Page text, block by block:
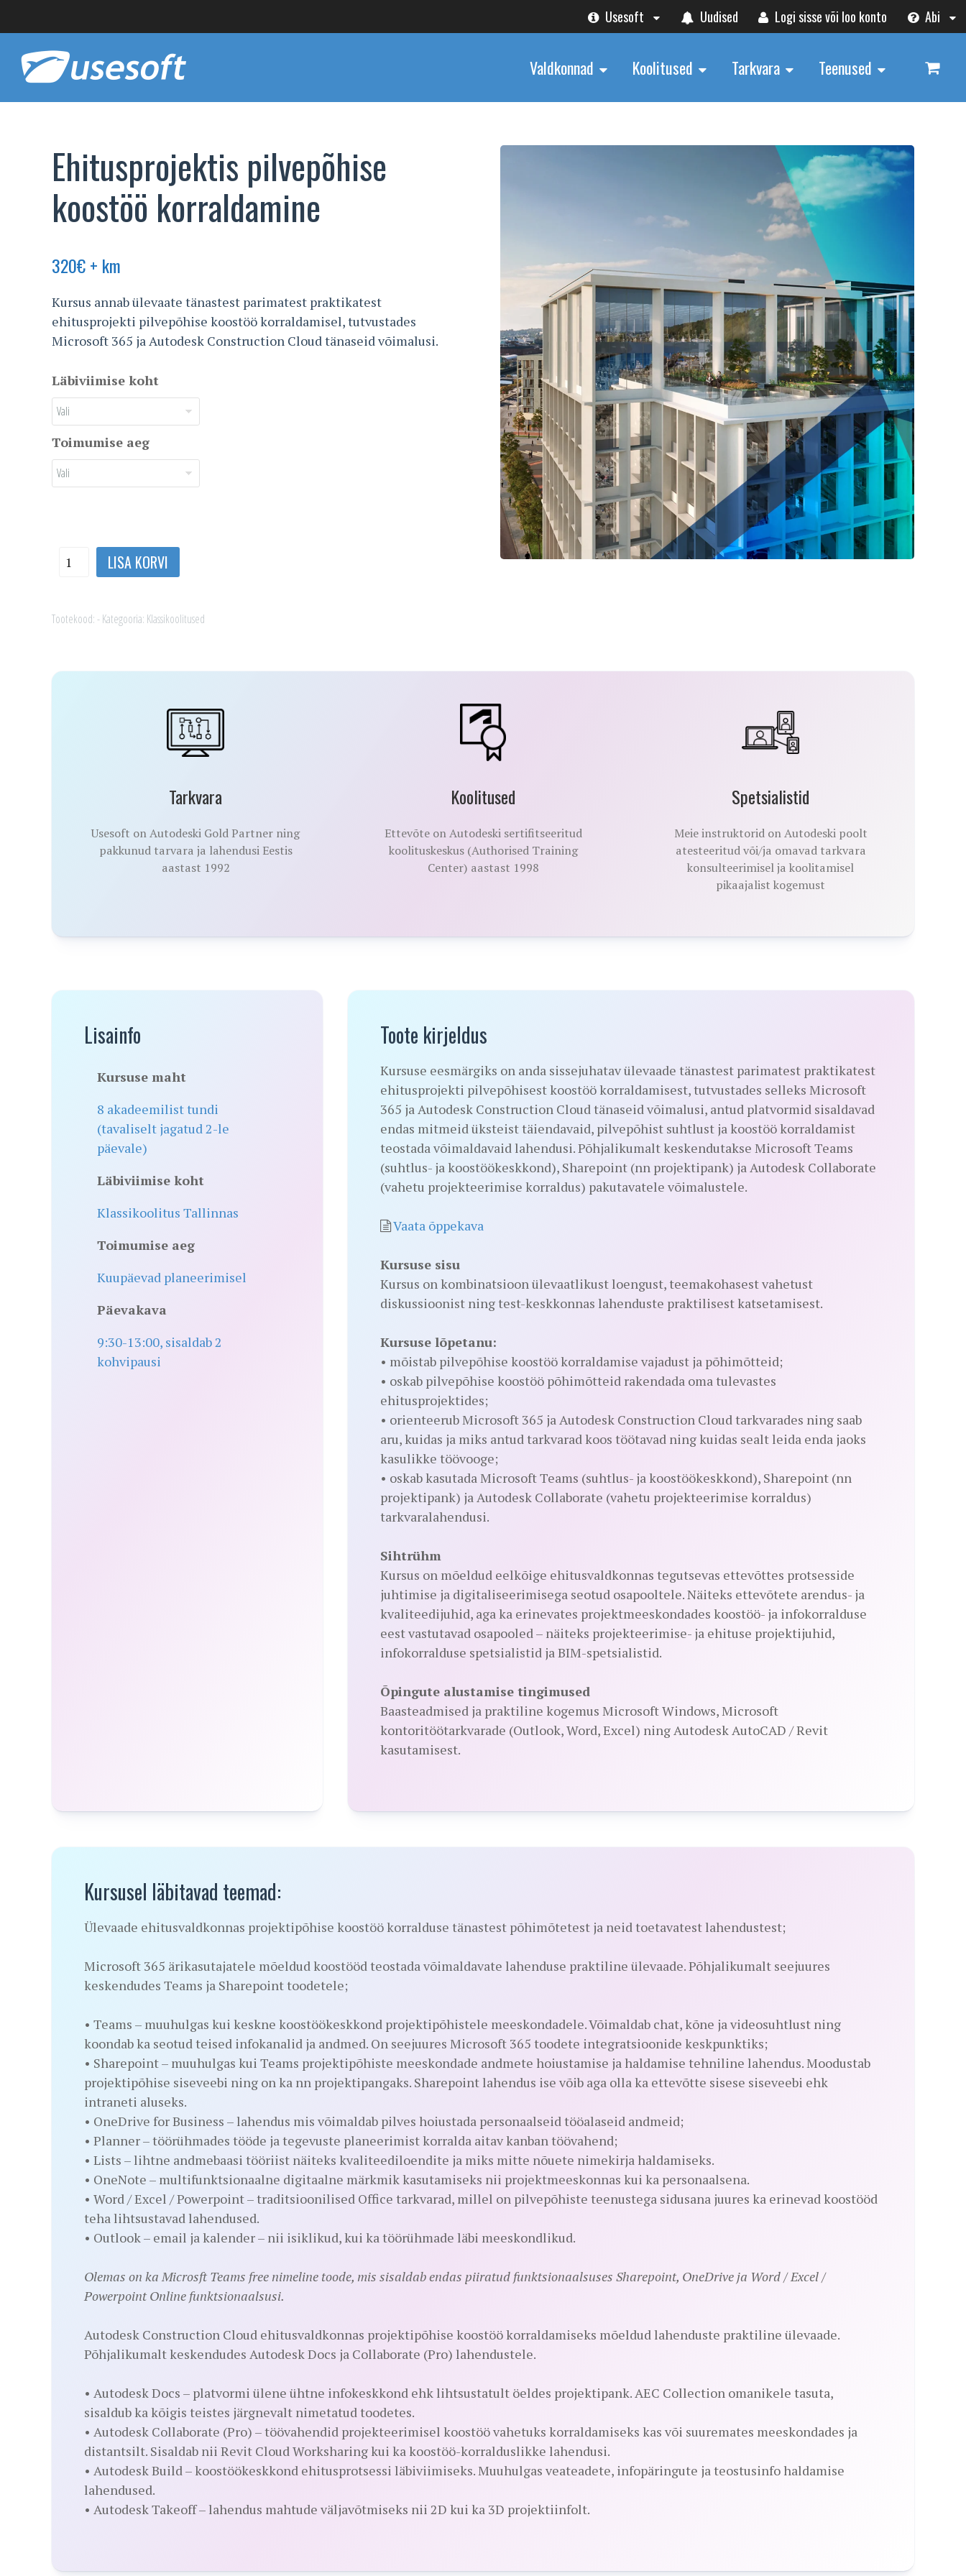
Usesoft Uudised Logi sisse või loo konto Abi
Valdkonnad Koolitused Tarkvara Teenused
Ehitusprojektis pilvepõhise
koostöö korraldamine
320€+ km
Kursus annab ülevaate tänastest parimatest praktikatest
ehitusprojekti pilvepõhise koostöö korraldamisel, tutvustades
Microsoft 365 ja Autodesk Construction Cloud tänaseid võimalusi.
Läbiviimise koht
Toimumise aeg
Ehitusprojektis
pilvepõhise
korraldamine
LISA KORVI
Tootekood:-Kategooria: Klassikoolitused
Tarkvara
Usesoft on Autodeski Gold Partner ning
pakkunud tarvara ja lahendusi Eestis
aastast 1992
Koolitused
Ettevõte on Autodeski sertifitseeritud
koolituskeskus (Authorised Training
Center) aastast 1998
Spetsialistid
Meie instruktorid on Autodeski poolt
atesteeritud või/ja omavad tarkvara
konsulteerimisel ja koolitamisel
pikaajalist kogemust
Lisainfo
Kursuse maht
8 akadeemilist tundi
(tavaliselt jagatud 2-le
päevale)
Läbiviimise koht
Klassikoolitus Tallinnas
Toimumise aeg
Kuupäevad planeerimisel
Päevakava
9:30-13:00, sisaldab 2
kohvipausi
Toote kirjeldus
Kursuse eesmärgiks on anda sissejuhatav ülevaade tänastest parimatest praktikatest
ehitusprojekti pilvepõhisest koostöö korraldamisest, tutvustades selleks Microsoft
365 ja Autodesk Construction Cloud tänaseid võimalusi, antud platvormid sisaldavad
endas mitmeid üksteist täiendavaid, pilvepõhist suhtlust ja koostöö korraldamist
teostada võimaldavaid lahendusi. Põhjalikumalt keskendutakse Microsoft Teams
(suhtlus- ja koostöökeskkond), Sharepoint (nn projektipank) ja Autodesk Collaborate
(vahetu projekteerimise korraldus) pakutavatele võimalustele.
Vaata õppekava
Kursuse sisu
Kursus on kombinatsioon ülevaatlikust loengust, teemakohasest vahetust
diskussioonist ning test-keskkonnas lahenduste praktilisest katsetamisest.
Kursuse lõpetanu:
• mõistab pilvepõhise koostöö korraldamise vajadust ja põhimõtteid;
• oskab pilvepõhise koostöö põhimõtteid rakendada oma tulevastes
ehitusprojektides;
• orienteerub Microsoft 365 ja Autodesk Construction Cloud tarkvarades ning saab
aru, kuidas ja miks antud tarkvarad koos töötavad ning kuidas sealt leida enda jaoks
kasulikke töövooge;
• oskab kasutada Microsoft Teams (suhtlus- ja koostöökeskkond), Sharepoint (nn
projektipank) ja Autodesk Collaborate (vahetu projekteerimise korraldus)
tarkvaralahendusi.
Sihtrühm
Kursus on mõeldud eelkõige ehitusvaldkonnas tegutsevas ettevõttes protsesside
juhtimise ja digitaliseerimisega seotud osapooltele. Näiteks ettevõtete arendus- ja
kvaliteedijuhid, aga ka erinevates projektmeeskondades koostöö- ja infokorralduse
eest vastutavad osapooled – näiteks projekteerimise- ja ehituse projektijuhid,
infokorralduse spetsialistid ja BIM-spetsialistid.
Õpingute alustamise tingimused
Baasteadmised ja praktiline kogemus Microsoft Windows, Microsoft
kontoritöötarkvarade (Outlook, Word, Excel) ning Autodesk AutoCAD / Revit
kasutamisest.
Kursusel läbitavad teemad:
Ülevaade ehitusvaldkonnas projektipõhise koostöö korralduse tänastest põhimõtetest ja neid toetavatest lahendustest;
Microsoft 365 ärikasutajatele mõeldud koostööd teostada võimaldavate lahenduse praktiline ülevaade. Põhjalikumalt seejuures
keskendudes Teams ja Sharepoint toodetele;
• Teams – muuhulgas kui keskne koostöökeskkond projektipõhistele meeskondadele. Võimaldab chat, kõne ja videosuhtlust ning
koondab ka seotud teised infokanalid ja andmed. On seejuures Microsoft 365 toodete integratsioonide keskpunktiks;
• Sharepoint – muuhulgas kui Teams projektipõhiste meeskondade andmete hoiustamise ja haldamise tehniline lahendus. Moodustab
projektipõhise siseveebi ning on ka nn projektipangaks. Sharepoint lahendus ise võib aga olla ka ettevõtte sisese siseveebi ehk
intraneti aluseks.
• OneDrive for Business – lahendus mis võimaldab pilves hoiustada personaalseid tööalaseid andmeid;
• Planner – töörühmades tööde ja tegevuste planeerimist korralda aitav kanban töövahend;
• Lists – lihtne andmebaasi tööriist näiteks kvaliteediloendite ja miks mitte nõuete nimekirja haldamiseks.
• OneNote – multifunktsionaalne digitaalne märkmik kasutamiseks nii projektmeeskonnas kui ka personaalsena.
• Word / Excel / Powerpoint – traditsioonilised Office tarkvarad, millel on pilvepõhiste teenustega sidusana juures ka erinevad koostööd
teha lihtsustavad lahendused.
• Outlook – email ja kalender – nii isiklikud, kui ka töörühmade läbi meeskondlikud.
Olemas on ka Microsft Teams free nimeline toode, mis sisaldab endas piiratud funktsionaalsuses Sharepoint, OneDrive ja Word / Excel /
Powerpoint Online funktsionaalsusi.
Autodesk Construction Cloud ehitusvaldkonnas projektipõhise koostöö korraldamiseks mõeldud lahenduste praktiline ülevaade.
Põhjalikumalt keskendudes Autodesk Docs ja Collaborate (Pro) lahendustele.
• Autodesk Docs – platvormi ülene ühtne infokeskkond ehk lihtsustatult öeldes projektipank. AEC Collection omanikele tasuta,
sisaldub ka kõigis teistes järgnevalt nimetatud toodetes.
• Autodesk Collaborate (Pro) – töövahendid projekteerimisel koostöö vahetuks korraldamiseks kas või suuremates meeskondades ja
distantsilt. Sisaldab nii Revit Cloud Worksharing kui ka koostöö-korralduslikke lahendusi.
• Autodesk Build – koostöökeskkond ehitusprotsessi läbiviimiseks. Muuhulgas veateadete, infopäringute ja teostusinfo haldamise
lahendused.
• Autodesk Takeoff – lahendus mahtude väljavõtmiseks nii 2D kui ka 3D projektiinfolt.